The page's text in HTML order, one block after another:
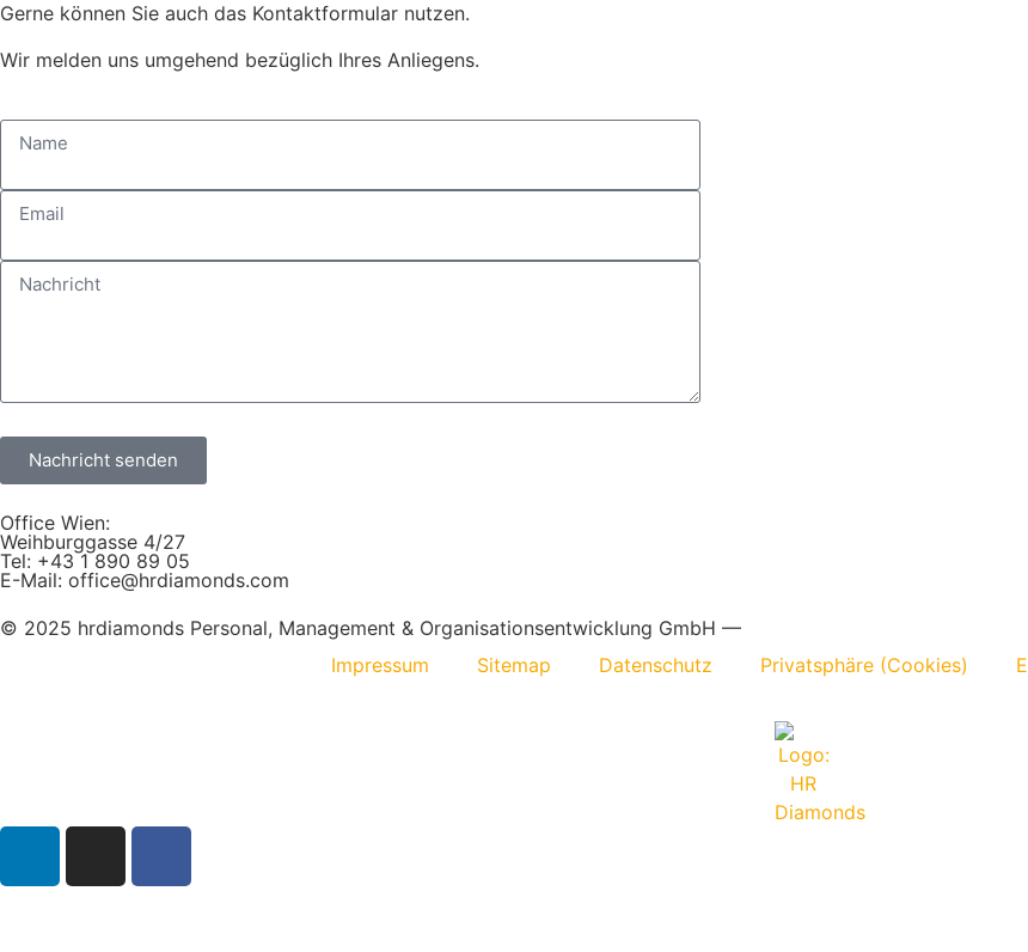
Gerne können Sie auch das Kontaktformular nutzen.
Wir melden uns umgehend bezüglich Ihres Anliegens.
Name
Email
Nachricht
Nachricht senden
Office Wien:
Weihburggasse 4/27
Tel: +43 1 890 89 05
E-Mail: office@hrdiamonds.com
© 2025 hrdiamonds Personal, Management & Organisationsentwicklung GmbH —
Impressum
Sitemap Datenschutz Privatsphäre (Cookies)